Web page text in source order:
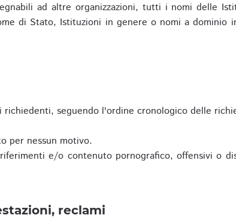
ad altre organizzazioni, tutti i nomi delle
di Stato, Istituzioni in genere o nomi a dominio
richiedenti, seguendo l'ordine cronologico delle
per nessun motivo.
e/o contenuto pornografico, offensivi o
reclami